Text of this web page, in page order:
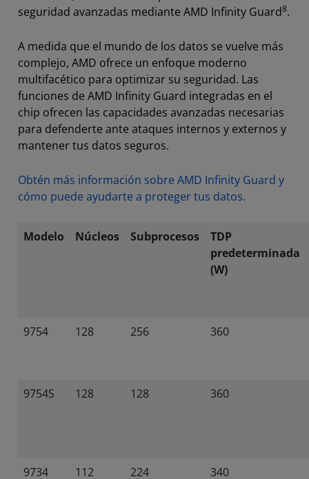
seguridad avanzadas mediante AMD Infinity Guard8.
A medida que el mundo de los datos se vuelve más
complejo, AMD ofrece un enfoque moderno
multifacético para optimizar su seguridad. Las
funciones de AMD Infinity Guard integradas en el
chip ofrecen las capacidades avanzadas necesarias
para defenderte ante ataques internos y externos y
mantener tus datos seguros.
Obtén más información sobre AMD Infinity Guard y
cómo puede ayudarte a proteger tus datos.
Modelo Núcleos Subprocesos
TDP
predeterminada
(W)
9754 128 256 360
9754S 128 128 360
9734 112 224 340